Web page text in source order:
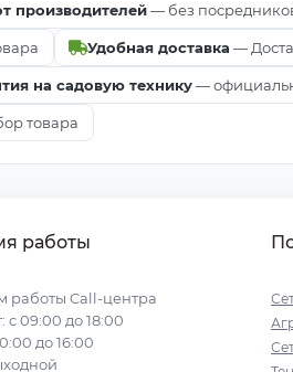
производителей— без
Удобная доставка —
на садовую технику—
товара
работы
работы Call-центра
с 09:00 до 18:00
до 16:00